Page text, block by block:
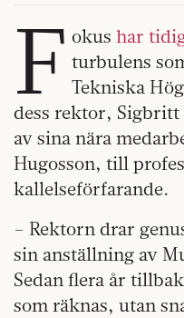
F okushar
turbulens
Tekniska
dess rektor,
av sina nära
Hugosson, till
kallelseförfarande.
– Rektorn drar
sin anställning av
Sedan flera år
som räknas, utan